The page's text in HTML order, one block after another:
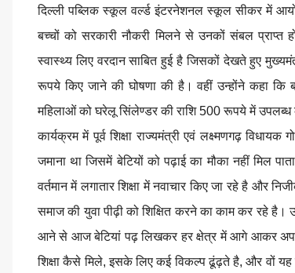
दिल्ली पब्लिक स्कूल वर्ल्ड इंटरनेशनल स्कूल सीकर में
बच्चों को सरकारी नौकरी मिलने से उनकों संबल प्राप्त
स्वास्थ्य लिए वरदान साबित हुई है जिसकों देखते हुए
रूपये किए जाने की घोषणा की है। वहीं उन्होंने कहा कि
महिलाओं को घरेलू सिंलेण्डर की राशि 500 रूपये में उपलब्ध
कार्यक्रम में पूर्व शिक्षा राज्यमंत्री एवं लक्ष्मणगढ़
जमाना था जिसमें बेटियों को पढ़ाई का मौका नहीं मिल
वर्तमान में लगातार शिक्षा में नवाचार किए जा रहे है
समाज की युवा पीढ़ी को शिक्षित करने का काम कर रहे है।
आने से आज बेटियां पढ़ लिखकर हर क्षेत्र में आगे आकर
शिक्षा कैसे मिले, इसके लिए कई विकल्प ढूंढ़ते है, और वों यह